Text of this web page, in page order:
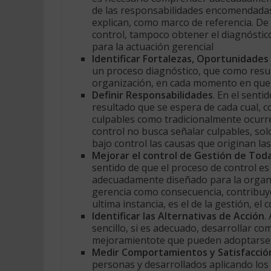
de las responsabilidades
explican, como marco de referencia.
control, tampoco obtener el
para la actuación gerencial
Identificar Fortalezas, Oportunidades
un proceso diagnóstico, que como
organización, en cada momento en
Definir Responsabilidades. En el
resultado que se espera de cada cual,
culpables como tradicionalmente
control no busca señalar culpables,
bajo control las causas que originan
Mejorar el control de Gestión de
sentido de que el proceso de control
adecuadamente diseñado para la
gerencia como consecuencia,
ultima instancia, es el de la gestión,
Identificar las Alternativas de Acción.
sencillo, si es adecuado, desarrollar
mejoramientote que pueden
Medir Comportamientos y
personas y desarrollados aplicando